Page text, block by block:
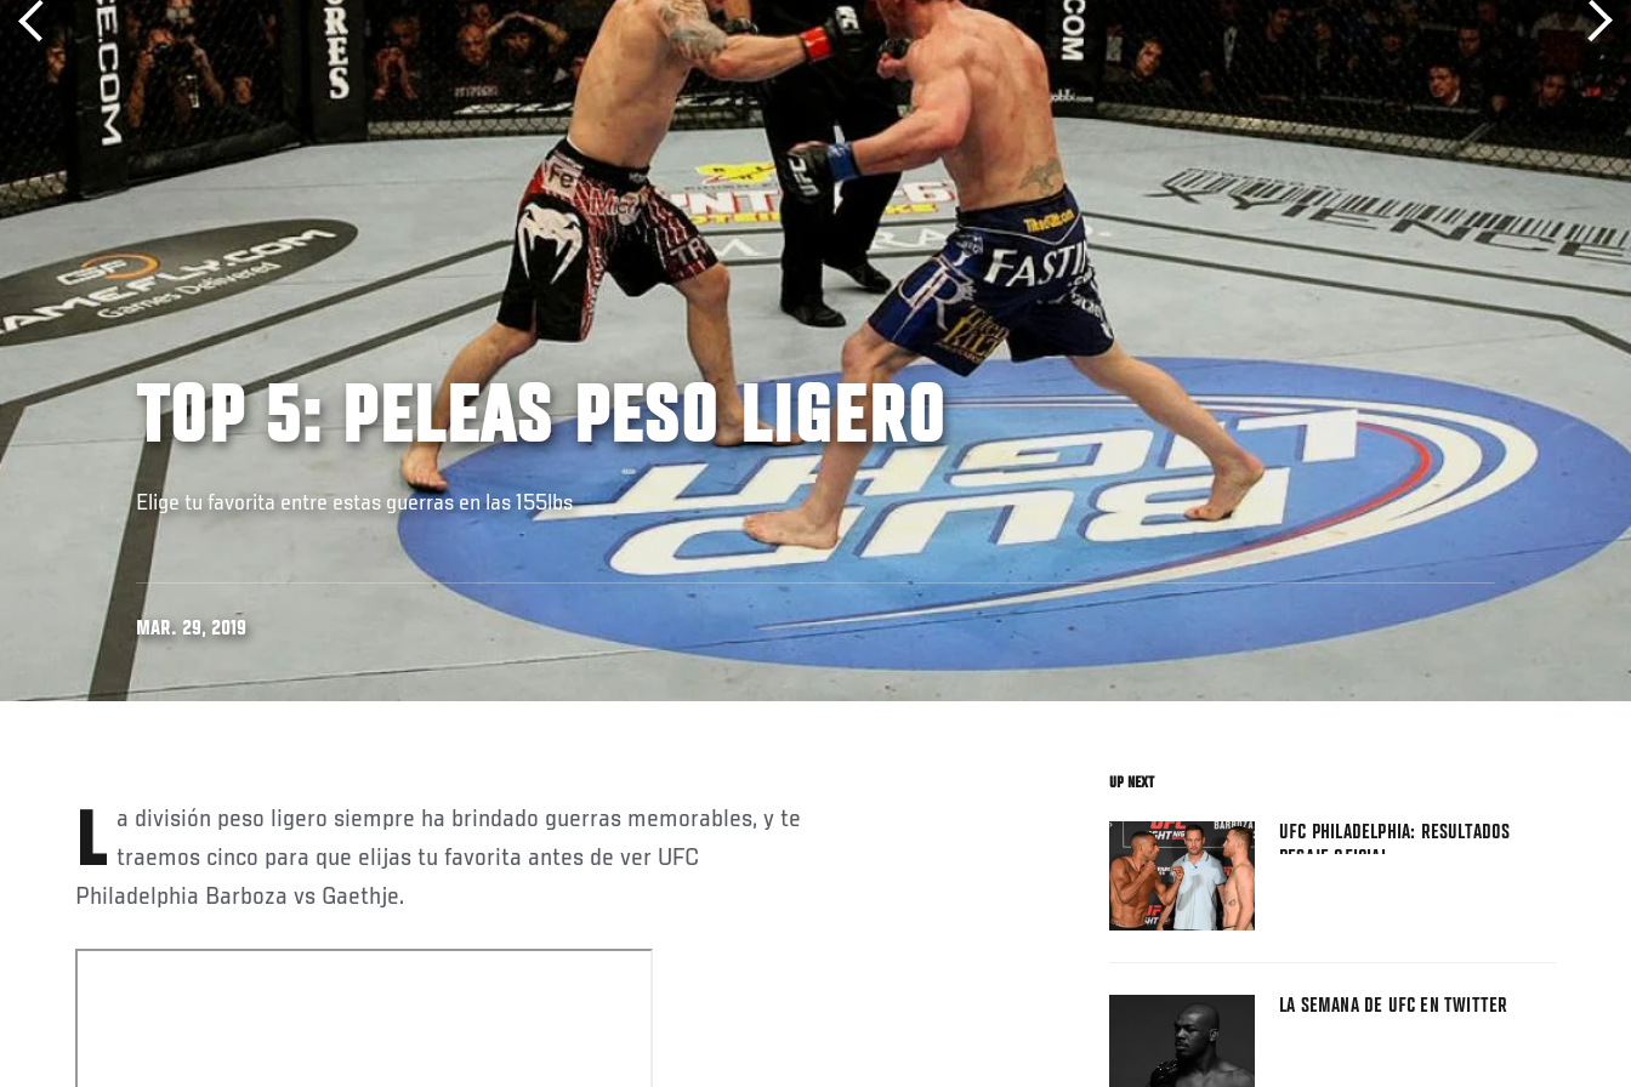
TOP 5: PELEAS PESO LIGERO
Elige tu favorita entre estas guerras en las 155lbs
MAR. 29, 2019
La división peso ligero siempre ha brindado guerras memorables, y te traemos cinco para que elijas tu favorita antes de ver UFC
Philadelphia Barboza vs Gaethje.
UP NEXT
UFC PHILADELPHIA: RESULTADOS
PESAJE OFICIAL
LA SEMANA DE UFC EN TWITTER